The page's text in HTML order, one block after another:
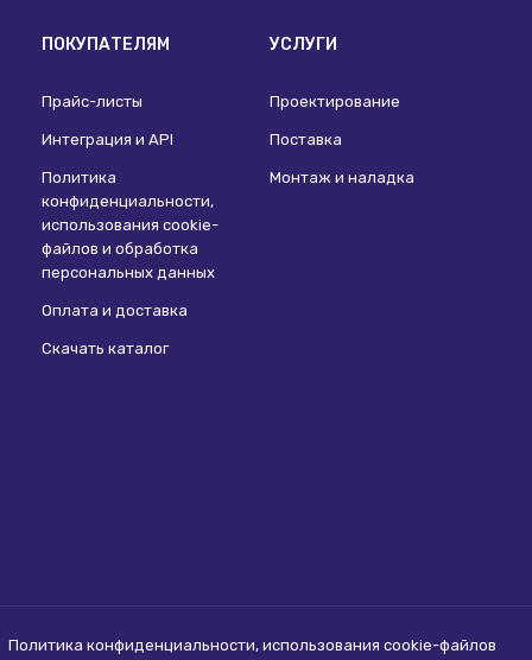
ПОКУПАТЕЛЯМ
Прайс-листы
Интеграция и API
Политика
конфиденциальности,
использования сookie-
файлов и обработка
персональных данных
Оплата и доставка
Скачать каталог
УСЛУГИ
Проектирование
Поставка
Монтаж и наладка
Политика конфиденциальности, использования сookie-файлов